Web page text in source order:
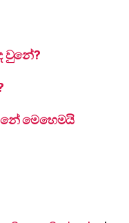
වුනේ?
මෙහෙමයි